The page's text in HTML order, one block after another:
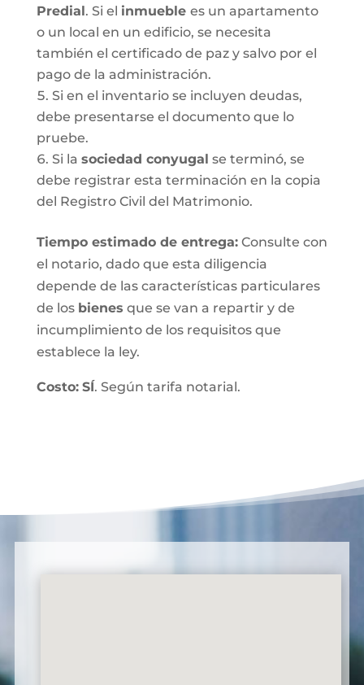
Predial. Si el inmueble es un apartamento
o un local en un edificio, se necesita
también el certificado de paz y salvo por el
pago de la administración.
Si en el inventario se incluyen deudas,
debe presentarse el documento que lo
pruebe.
Si la sociedad conyugal se terminó, se
debe registrar esta terminación en la copia
del Registro Civil del Matrimonio.
Tiempo estimado de entrega:Consulte con
el notario, dado que esta diligencia
depende de las características particulares
de los bienes que se van a repartir y de
incumplimiento de los requisitos que
establece la ley.
Costo: SÍ. Según tarifa notarial.